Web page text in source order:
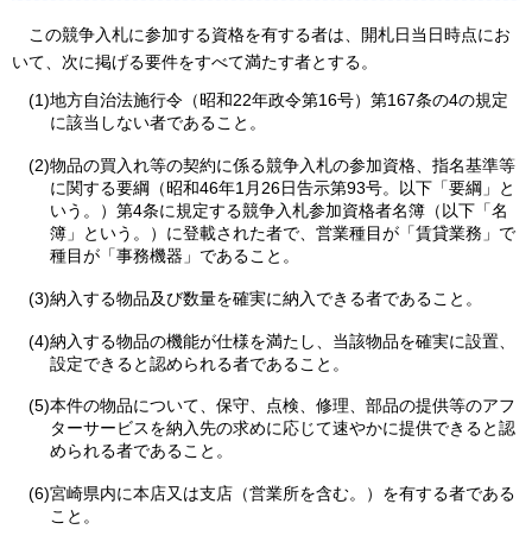
こ の競争入札に参加する資格を有する者は、開札日当日時点にお
いて、次に掲げる要件をすべて満たす者とする。
(1)地方自治法施行令（昭和22年政令第16号）第167条の4の規定
に該当しない者であること。
(2)物品の買入れ等の契約に係る競争入札の参加資格、指名基準等
に関する要綱（昭和46年1月26日告示第93号。以下「要綱」と
いう。）第4条に規定する競争入札参加資格者名簿（以下「名
簿」という。）に登載された者で、営業種目が「賃貸業務」で
種目が「事務機器」であること。
(3)納入する物品及び数量を確実に納入できる者であること。
(4)納入する物品の機能が仕様を満たし、当該物品を確実に設置、
設定できると認められる者であること。
(5)本件の物品について、保守、点検、修理、部品の提供等のアフ
ターサービスを納入先の求めに応じて速やかに提供できると認
められる者であること。
(6)宮崎県内に本店又は支店（営業所を含む。）を有する者である
こと。